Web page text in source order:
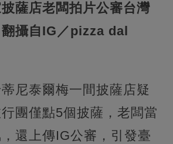
薩店老闆拍片公審台灣
攝自IG／pizza dal
尼泰爾梅一間披薩店疑
團僅點5個披薩，老闆當
還上傳IG公審，引發臺